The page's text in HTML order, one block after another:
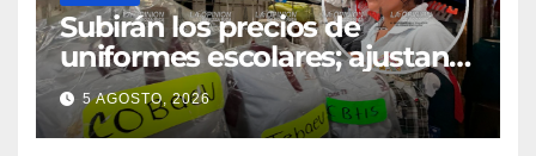
Subirán los precios de
uniformes escolares; ajustan
promociones
5 AGOSTO, 2026